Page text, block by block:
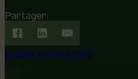
Partager:
REVENIR AU RÉPERTOIRE